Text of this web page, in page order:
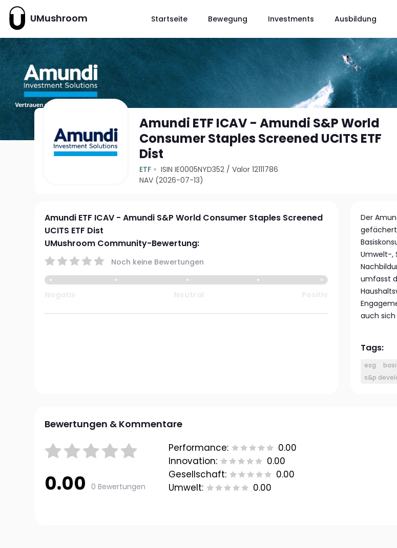
UMushroom Startseite Bewegung Investments Ausbildung
Amundi ETF ICAV - Amundi S&P World
Consumer Staples Screened UCITS ETF
Dist
ETF ISIN IE0005NYD352 /Valor 12111786
NAV (2026-07-13)
Amundi ETF ICAV - Amundi S&P World Consumer Staples Screened
UCITS ETF Dist
UMushroom Community-Bewertung:
Noch keine Bewertungen
Der
Umwelt-,
umfasst
auch
Tags:
esg
s&p
Bewertungen & Kommentare
0.00 0 Bewertungen
Performance:
0.00
Innovation:
0.00
Gesellschaft:
0.00
Umwelt:
0.00